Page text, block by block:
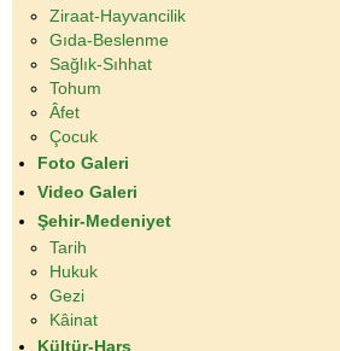
Ziraat-Hayvancilik
Gıda-Beslenme
Sağlık-Sıhhat
Tohum
Âfet
Çocuk
Foto Galeri
Video Galeri
Şehir-Medeniyet
Tarih
Hukuk
Gezi
Kâinat
Kültür-Hars